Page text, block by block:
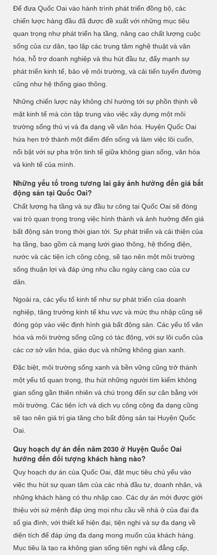
Để đưa Quốc Oai vào hành trình phát triển đồng bộ, các
chiến lược hàng đầu đã được đề xuất với những mục tiêu
quan trọng như phát triển hạ tầng, nâng cao chất lượng cuộc
sống của cư dân, tạo lập các trung tâm nghệ thuật và văn
hóa, hỗ trợ doanh nghiệp và thu hút đầu tư, đẩy mạnh sự
phát triển kinh tế, bảo vệ môi trường, và cải tiến tuyến đường
cũng như hệ thống giao thông.
Những chiến lược này không chỉ hướng tới sự phồn thịnh về
mặt kinh tế mà còn tập trung vào việc xây dựng một môi
trường sống thú vị và đa dạng về văn hóa. Huyện Quốc Oai
hứa hẹn trở thành một điểm đến sống và làm việc lôi cuốn,
nổi bật với sự pha trộn tinh tế giữa không gian sống, văn hóa
và kinh tế của mình.
Những yếu tố trong tương lai gây ảnh hưởng đến giá bất
động sản tại Quốc Oai?
Chất lượng hạ tầng và sự đầu tư công tại Quốc Oai sẽ đóng
vai trò quan trọng trong việc hình thành và ảnh hưởng đến giá
bất động sản trong thời gian tới. Sự phát triển và cải thiện của
hạ tầng, bao gồm cả mạng lưới giao thông, hệ thống điện,
nước và các tiện ích công cộng, sẽ tạo nên một môi trường
sống thuận lợi và đáp ứng nhu cầu ngày càng cao của cư
dân.
Ngoài ra, các yếu tố kinh tế như sự phát triển của doanh
nghiệp, tăng trưởng kinh tế khu vực và mức thu nhập cũng sẽ
đóng góp vào việc định hình giá bất động sản. Các yếu tố văn
hóa và môi trường sống cũng có tác động, với sự lôi cuốn của
các cơ sở văn hóa, giáo dục và những không gian xanh.
Đặc biệt, môi trường sống xanh và bền vững cũng trở thành
một yếu tố quan trọng, thu hút những người tìm kiếm không
gian sống gần thiên nhiên và chú trọng đến sự cân bằng với
môi trường. Các tiện ích và dịch vụ công cộng đa dạng cũng
sẽ tạo nên giá trị gia tăng cho bất động sản tại Huyện Quốc
Oai.
Quy hoạch dự án đến năm 2030 ở Huyện Quốc Oai
hướng đến đối tượng khách hàng nào?
Quy hoạch dự án của Quốc Oai, đặt mục tiêu chủ yếu vào
việc thu hút sự quan tâm của các nhà đầu tư, doanh nhân, và
những khách hàng có thu nhập cao. Các dự án mới được giới
thiệu với sứ mệnh đáp ứng mọi nhu cầu về nhà ở của đại đa
số gia đình, với thiết kế hiện đại, tiện nghi và sự đa dạng về
diện tích để đáp ứng đa dạng mong muốn của khách hàng.
Mục tiêu là tạo ra không gian sống tiện nghi và đẳng cấp,